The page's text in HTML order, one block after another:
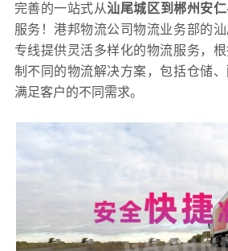
完善的一站式从汕尾城区到郴州安
服务！港邦物流公司物流业务部的
专线提供灵活多样化的物流服务，
制不同的物流解决方案，包括仓储、
满足客户的不同需求。